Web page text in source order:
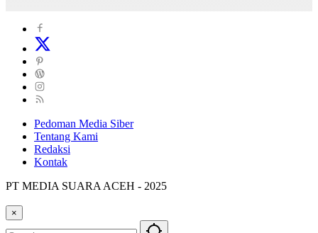
Pedoman Media Siber
Tentang Kami
Redaksi
Kontak
PT MEDIA SUARA ACEH - 2025
×